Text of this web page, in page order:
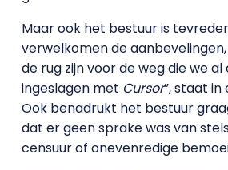
Maar ook het bestuur is
verwelkomen de
de rug zijn voor de weg die we al
ingeslagen met Cursor”, staat in
Ook benadrukt het bestuur
dat er geen sprake was van
censuur of onevenredige